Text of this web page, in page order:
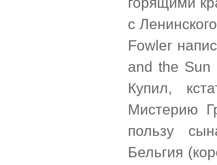
с
Fowler
and the Sun
Купил,
Мистерию
пользу
Бельгия